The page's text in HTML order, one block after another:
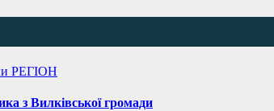
РЕГІОН
з Вилківської громади